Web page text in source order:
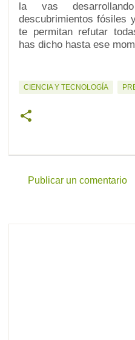
la vas
descubrimientos fósiles
te permitan refutar
has dicho hasta ese
CIENCIA Y TECNOLOGÍA
Publicar un comentario